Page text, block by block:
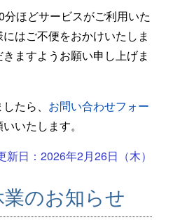
分ほどサービスがご利用いた
はご不便をおかけいたしま
ますようお願い申し上げま
たら、 お問い合わせフォー
いたします。
新日：2026年2月26日（木）
のお知らせ